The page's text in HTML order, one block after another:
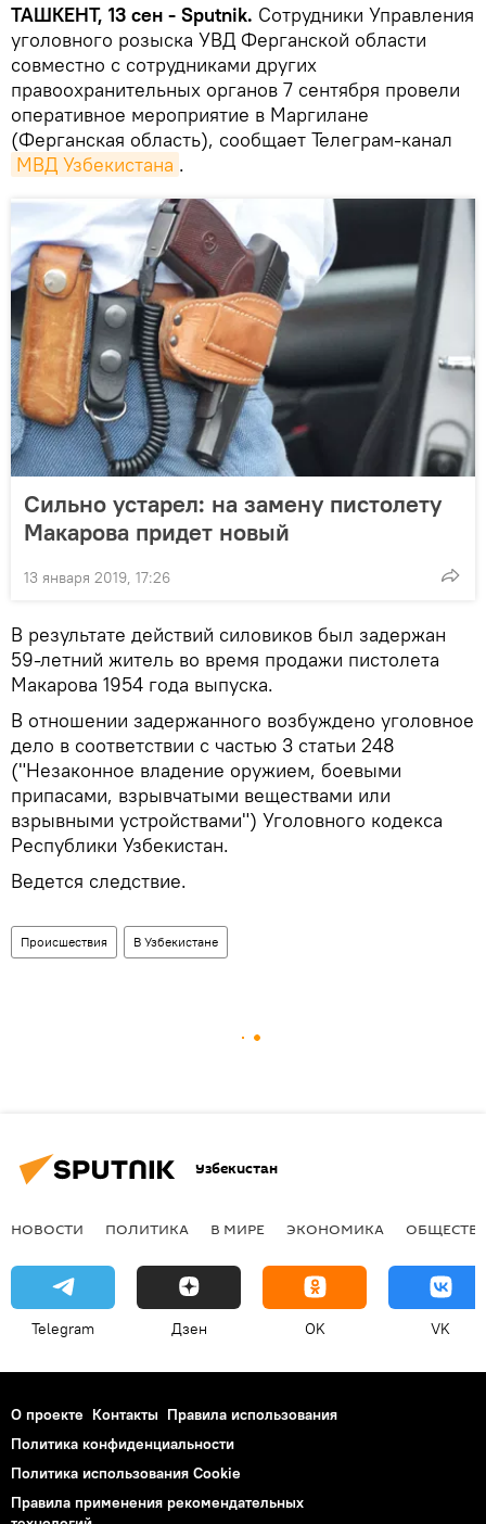
ТАШКЕНТ, 13 сен - Sputnik. Сотрудники Управления
уголовного розыска УВД Ферганской области
совместно с сотрудниками других
правоохранительных органов 7 сентября провели
оперативное мероприятие в Маргилане
(Ферганская область), сообщает Телеграм-канал
МВД Узбекистана .
Сильно устарел: на замену пистолету
Макарова придет новый
13 января 2019, 17:26
В результате действий силовиков был задержан
59-летний житель во время продажи пистолета
Макарова 1954 года выпуска.
В отношении задержанного возбуждено уголовное
дело в соответствии с частью 3 статьи 248
("Незаконное владение оружием, боевыми
припасами, взрывчатыми веществами или
взрывными устройствами") Уголовного кодекса
Республики Узбекистан.
Ведется следствие.
Происшествия В Узбекистане
Узбекистан
НОВОСТИ ПОЛИТИКА В МИРЕ ЭКОНОМИКА
Telegram Дзен OK VK
О проекте Контакты Правила использования
Политика конфиденциальности
Политика использования Cookie
Правила применения рекомендательных